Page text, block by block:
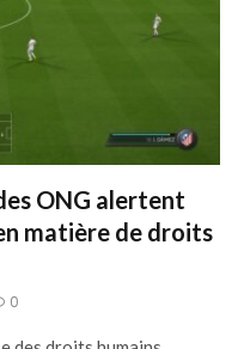
ONG alertent
matière de droits
0